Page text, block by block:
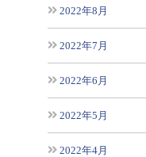
2022年8月
2022年7月
2022年6月
2022年5月
2022年4月